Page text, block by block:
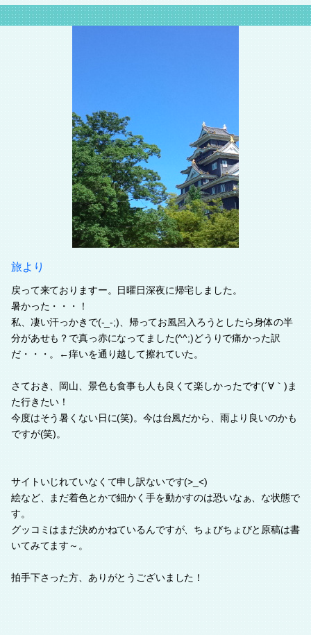
旅より
戻って来ておりますー。日曜日深夜に帰宅しました。
暑かった・・・！
私、凄い汗っかきで(-_-;)、帰ってお風呂入ろうとしたら身体の半
分があせも？で真っ赤になってました(^^;)どうりで痛かった訳
だ・・・。←痒いを通り越して擦れていた。
さておき、岡山、景色も食事も人も良くて楽しかったです(´∀｀)ま
た行きたい！
今度はそう暑くない日に(笑)。今は台風だから、雨より良いのかも
ですが(笑)。
サイトいじれていなくて申し訳ないです(>_<)
絵など、まだ着色とかで細かく手を動かすのは恐いなぁ、な状態で
す。
グッコミはまだ決めかねているんですが、ちょびちょびと原稿は書
いてみてます～。
拍手下さった方、ありがとうございました！